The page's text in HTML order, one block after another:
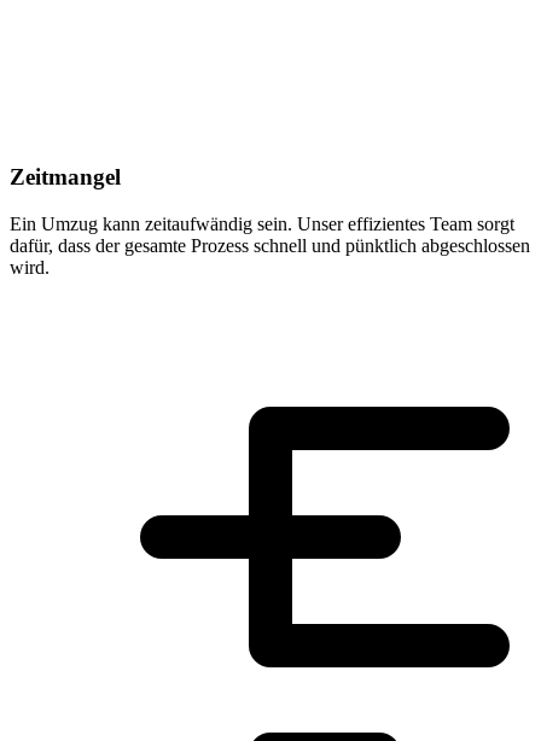
Zeitmangel
Ein Umzug kann zeitaufwändig sein. Unser effizientes Team sorgt
dafür, dass der gesamte Prozess schnell und pünktlich abgeschlossen
wird.